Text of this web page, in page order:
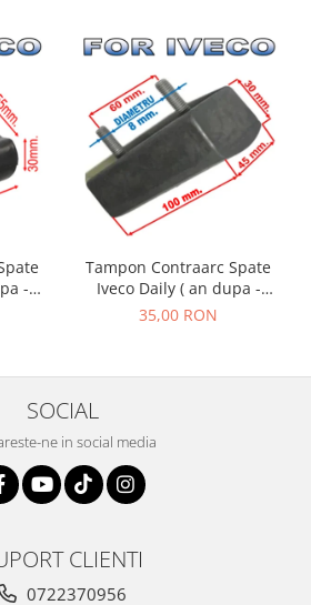
-
Tampon Contraarc Spate
Iveco Daily ( an dupa -
01.1990 ) M2.2
35,00 RON
SOCIAL
ne in social media
CLIENTI
0722370956